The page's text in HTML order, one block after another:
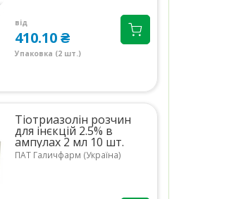
від
410.10 ₴
Упаковка (2 шт.)
Тіотриазолін розчин
для інєкцій 2.5% в
ампулах 2 мл 10 шт.
ПАТ Галичфарм (Україна)